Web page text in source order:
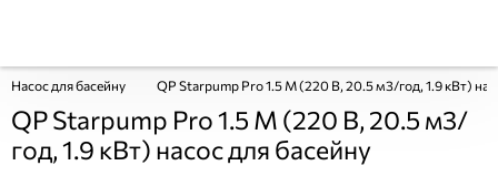
Насос для басейну QP Starpump Pro 1.5 M (220 В, 20.5 м3/год, 1.9 кВт)
QP Starpump Pro 1.5 M (220 В, 20.5 м3/
год, 1.9 кВт) насос для басейну